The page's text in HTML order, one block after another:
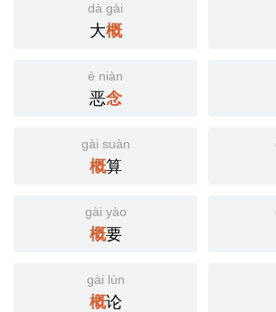
dà gài
大概
è niàn
恶念
gài suàn
概算
gài yào
概要
gài lùn
概论